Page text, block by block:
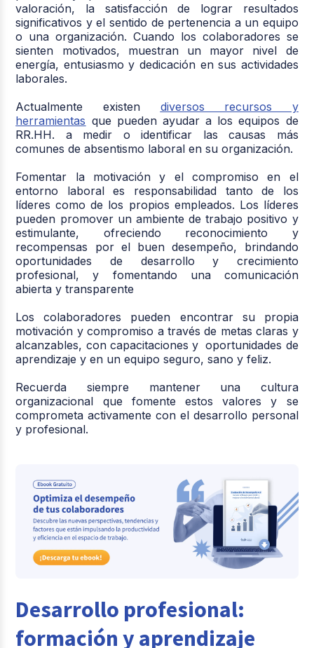
valoración, la satisfacción de lograr resultados
significativos y el sentido de pertenencia a un equipo
o una organización. Cuando los colaboradores se
sienten motivados, muestran un mayor nivel de
energía, entusiasmo y dedicación en sus actividades
laborales.
Actualmente existen diversos recursos y
herramientas que pueden ayudar a los equipos de
RR.HH. a medir o identificar las causas más
comunes de absentismo laboral en su organización.
Fomentar la motivación y el compromiso en el
entorno laboral es responsabilidad tanto de los
líderes como de los propios empleados. Los líderes
pueden promover un ambiente de trabajo positivo y
estimulante, ofreciendo reconocimiento y
recompensas por el buen desempeño, brindando
oportunidades de desarrollo y crecimiento
profesional, y fomentando una comunicación
abierta y transparente
Los colaboradores pueden encontrar su propia
motivación y compromiso a través de metas claras y
alcanzables, con capacitaciones y oportunidades de
aprendizaje y en un equipo seguro, sano y feliz.
Recuerda siempre mantener una cultura
organizacional que fomente estos valores y se
comprometa activamente con el desarrollo personal
y profesional.
Desarrollo profesional:
formación y aprendizaje